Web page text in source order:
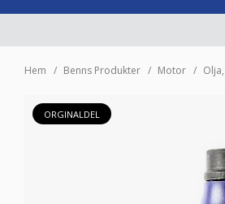
Hem Benns Produkter Motor
ORGINALDEL